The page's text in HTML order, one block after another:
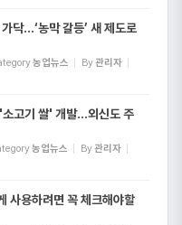
닥...‘농막 갈등’ 새 제도로
농업뉴스 By관리자
고기 쌀' 개발...외신도 주
농업뉴스 By관리자
사용하려면 꼭 체크해야할